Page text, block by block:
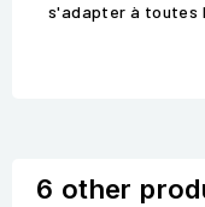
s'adapter à toutes
6 other